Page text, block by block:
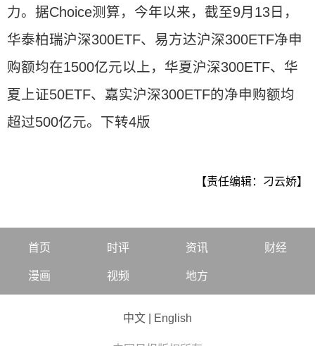
力。据Choice测算，今年以来，截至9月13日，
华泰柏瑞沪深300ETF、易方达沪深300ETF净申
购额均在1500亿元以上，华夏沪深300ETF、华
夏上证50ETF、嘉实沪深300ETF的净申购额均
超过500亿元。下转4版
【责任编辑：刁云娇】
首页 时评 资讯 财经
漫画 视频 地方
中文 English